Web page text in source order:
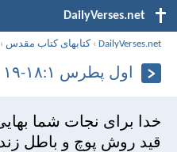
DailyVerses.net
DailyVerses.net
›کتابهای کتاب مقدس ›
اول پطرس ۱:‏۱۸-‏۱۹
خدا برای نجات شما
قيد روش پوچ و باطل